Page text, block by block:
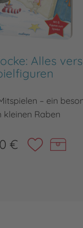
Alles
– ein
kleinen Raben
€